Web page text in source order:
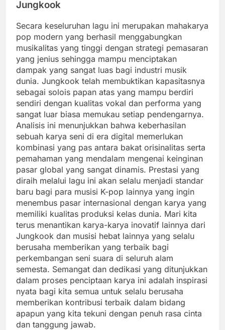
Jungkook
Secara keseluruhan lagu ini merupakan mahakarya
pop modern yang berhasil menggabungkan
musikalitas yang tinggi dengan strategi pemasaran
yang jenius sehingga mampu menciptakan
dampak yang sangat luas bagi industri musik
dunia. Jungkook telah membuktikan kapasitasnya
sebagai solois papan atas yang mampu berdiri
sendiri dengan kualitas vokal dan performa yang
sangat luar biasa memukau setiap pendengarnya.
Analisis ini menunjukkan bahwa keberhasilan
sebuah karya seni di era digital memerlukan
kombinasi yang pas antara bakat orisinalitas serta
pemahaman yang mendalam mengenai keinginan
pasar global yang sangat dinamis. Prestasi yang
diraih melalui lagu ini akan selalu menjadi standar
baru bagi para musisi K-pop lainnya yang ingin
menembus pasar internasional dengan karya yang
memiliki kualitas produksi kelas dunia. Mari kita
terus menantikan karya-karya inovatif lainnya dari
Jungkook dan musisi hebat lainnya yang selalu
berusaha memberikan yang terbaik bagi
perkembangan seni suara di seluruh alam
semesta. Semangat dan dedikasi yang ditunjukkan
dalam proses penciptaan karya ini adalah inspirasi
nyata bagi kita semua untuk selalu berusaha
memberikan kontribusi terbaik dalam bidang
apapun yang kita tekuni dengan penuh rasa cinta
dan tanggung jawab.